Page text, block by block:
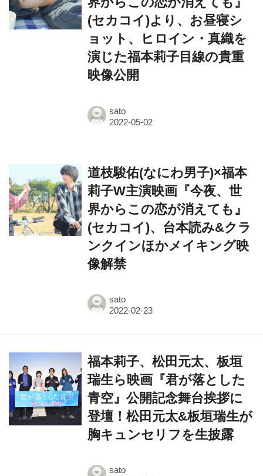
ョット、ヒロイン・真織を
演じた福本莉子目線の貴重
映像公開
sato
界からこの恋が消えても』
(セカコイ)、台本読み&クラ
ンクインほかメイキング映
像解禁
sato
青空』公開記念舞台挨拶に
登壇！松田元太&板垣瑞生が
胸キュンセリフを生披露
sato